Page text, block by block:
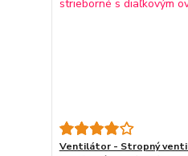
Ventilátor - Stropný